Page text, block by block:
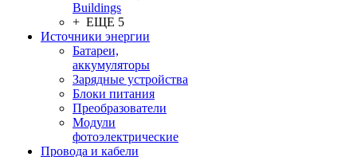
Buildings
+ ЕЩЕ 5
Источники энергии
Батареи,
аккумуляторы
Зарядные устройства
Блоки питания
Преобразователи
Модули
фотоэлектрические
Провода и кабели